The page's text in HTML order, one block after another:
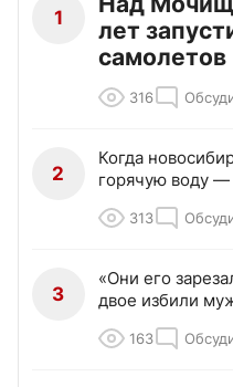
1
лет
самолетов
316
2
Когда
горячую воду —
313
3
«Они его
двое избили
163